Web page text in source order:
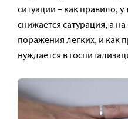
ситуации – как правило, у
снижается сатурация, а
поражения легких, и как
нуждается в